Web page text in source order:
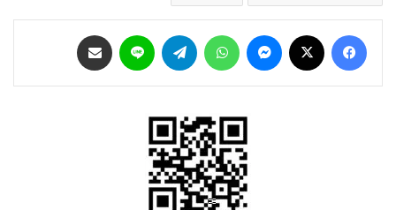
فيسبوك ماسنجر واتساب تيلقرام لاين